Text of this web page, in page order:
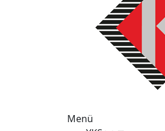
Menü